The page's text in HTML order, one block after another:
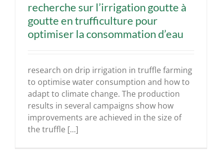
recherche sur l’irrigation goutte à
goutte en trufficulture pour
optimiser la consommation d’eau
research on drip irrigation in truffle farming
to optimise water consumption and how to
adapt to climate change. The production
results in several campaigns show how
improvements are achieved in the size of
the truffle [...]